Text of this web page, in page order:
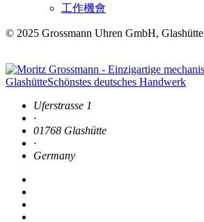
工作機會
© 2025 Grossmann Uhren GmbH, Glashütte
Uferstrasse 1
·
01768 Glashütte
·
Germany